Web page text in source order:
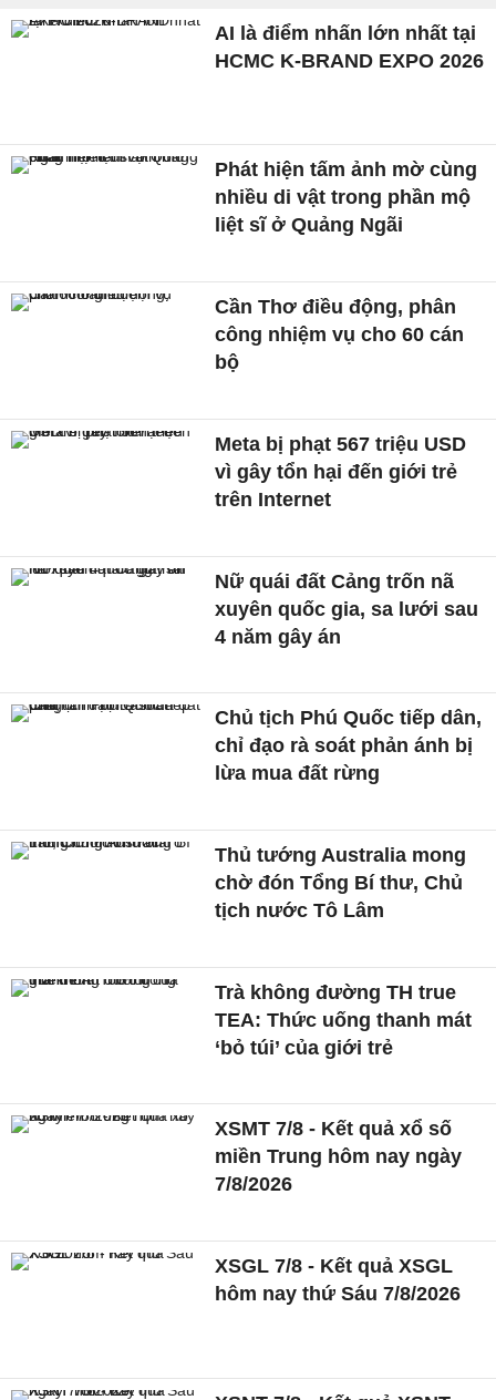
AI là điểm nhấn lớn nhất tại
HCMC K-BRAND EXPO 2026
Phát hiện tấm ảnh mờ cùng
nhiều di vật trong phần mộ
liệt sĩ ở Quảng Ngãi
Cần Thơ điều động, phân
công nhiệm vụ cho 60 cán
bộ
Meta bị phạt 567 triệu USD
vì gây tổn hại đến giới trẻ
trên Internet
Nữ quái đất Cảng trốn nã
xuyên quốc gia, sa lưới sau
4 năm gây án
Chủ tịch Phú Quốc tiếp dân,
chỉ đạo rà soát phản ánh bị
lừa mua đất rừng
Thủ tướng Australia mong
chờ đón Tổng Bí thư, Chủ
tịch nước Tô Lâm
Trà không đường TH true
TEA: Thức uống thanh mát
‘bỏ túi’ của giới trẻ
XSMT 7/8 - Kết quả xổ số
miền Trung hôm nay ngày
7/8/2026
XSGL 7/8 - Kết quả XSGL
hôm nay thứ Sáu 7/8/2026